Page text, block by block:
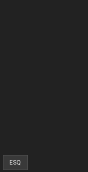
ESQ